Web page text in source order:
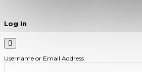
Log In
Username or Email Address